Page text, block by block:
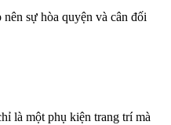
sự hòa quyện và cân đối
là một phụ kiện trang trí mà